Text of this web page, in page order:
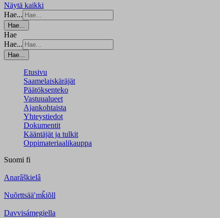
Näytä kaikki
Hae...
Hae...
Hae
Hae...
Hae...
Etusivu
Saamelaiskäräjät
Päätöksenteko
Vastuualueet
Ajankohtaista
Yhteystiedot
Dokumentit
Kääntäjät ja tulkit
Oppimateriaalikauppa
Suomi fi
Anarâškielâ
Nuõrttsääʹmǩiõll
Davvisámegiella